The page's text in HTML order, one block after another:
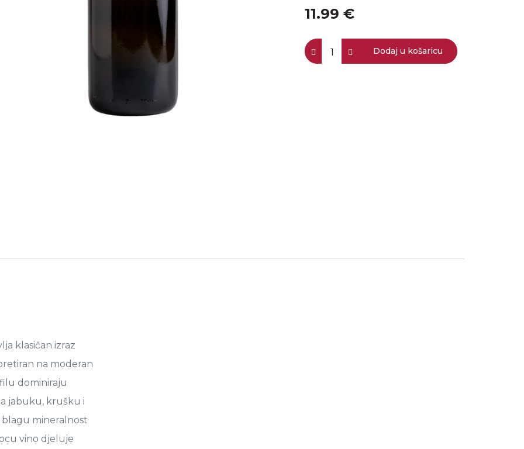
11.99 €
Dodaj u košaricu
klasičan izraz
na moderan
dominiraju
jabuku, krušku i
mineralnost
vino djeluje